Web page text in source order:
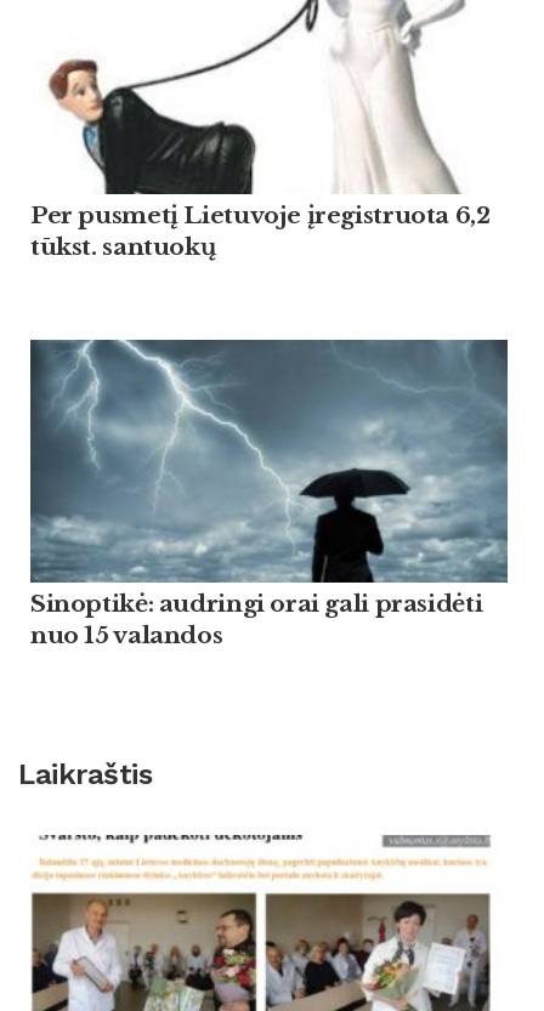
Per pusmetį Lietuvoje įregistruota 6,2
tūkst. santuokų
Sinoptikė: audringi orai gali prasidėti
nuo 15 valandos
Laikraštis